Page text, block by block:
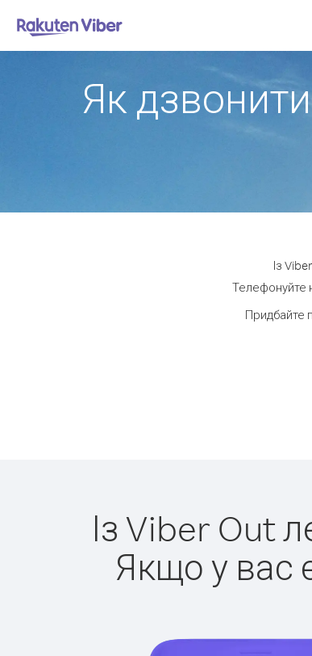
Як
Із
Телефонуйте
Придбайте
Із Viber Out
Якщо у вас